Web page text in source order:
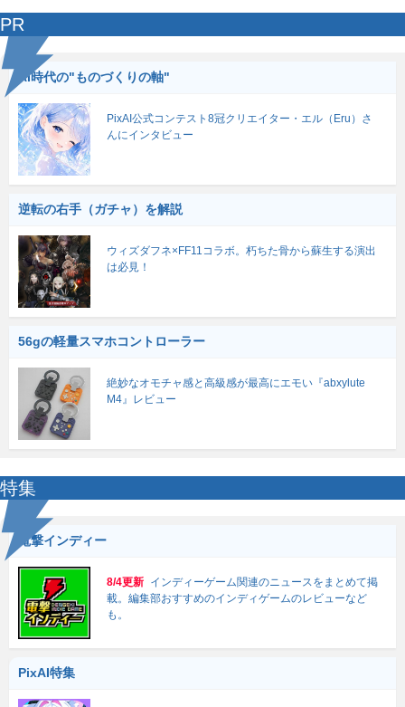
PR
AI時代の"ものづくりの軸"
PixAI公式コンテスト8冠クリエイター・エル（Eru）さ
んにインタビュー
逆転の右手（ガチャ）を解説
ウィズダフネ×FF11コラボ。朽ちた骨から蘇生する演出
は必見！
56gの軽量スマホコントローラー
絶妙なオモチャ感と高級感が最高にエモい『abxylute
M4』レビュー
特集
電撃インディー
8/4更新 インディーゲーム関連のニュースをまとめて掲
載。編集部おすすめのインディゲームのレビューなど
も。
PixAI特集